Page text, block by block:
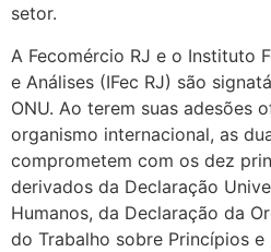
setor.
A Fecomércio RJ e o Instituto
e Análises (IFec RJ) são
ONU. Ao terem suas adesões
organismo internacional, as
comprometem com os dez
derivados da Declaração
Humanos, da Declaração da
do Trabalho sobre Princípios e